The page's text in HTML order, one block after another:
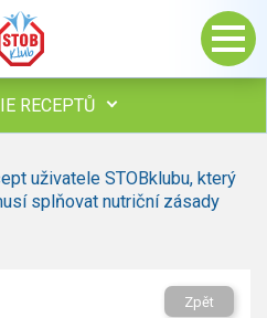
RECEPTŮ
uživatele STOBklubu, který
splňovat nutriční zásady
Zpět